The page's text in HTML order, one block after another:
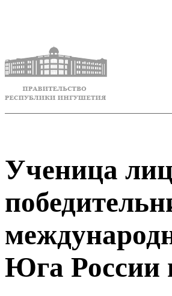
Ученица
Юга России